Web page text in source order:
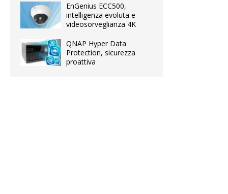
EnGenius ECC500,
intelligenza evoluta e
videosorveglianza 4K
QNAP Hyper Data
Protection, sicurezza
proattiva